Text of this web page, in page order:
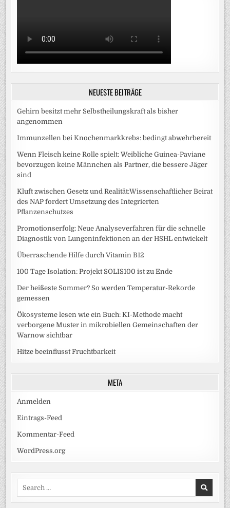
NEUESTE BEITRÄGE
Gehirn besitzt mehr Selbstheilungskraft als bisher
angenommen
Immunzellen bei Knochenmarkkrebs: bedingt abwehrbereit
Wenn Fleisch keine Rolle spielt: Weibliche Guinea-Paviane
bevorzugen keine Männchen als Partner, die bessere Jäger
sind
Kluft zwischen Gesetz und Realität:Wissenschaftlicher Beirat
des NAP fordert Umsetzung des Integrierten
Pflanzenschutzes
Promotionserfolg: Neue Analyseverfahren für die schnelle
Diagnostik von Lungeninfektionen an der HSHL entwickelt
Überraschende Hilfe durch Vitamin B12
100 Tage Isolation: Projekt SOLIS100 ist zu Ende
Der heißeste Sommer? So werden Temperatur-Rekorde
gemessen
Ökosysteme lesen wie ein Buch: KI-Methode macht
verborgene Muster in mikrobiellen Gemeinschaften der
Warnow sichtbar
Hitze beeinflusst Fruchtbarkeit
META
Anmelden
Eintrags-Feed
Kommentar-Feed
WordPress.org
Search